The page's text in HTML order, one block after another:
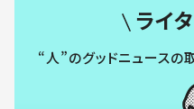
ライ
“人”のグッドニュースの